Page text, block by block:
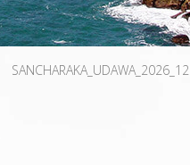
SANCHARAKA_UDAWA_2026_12